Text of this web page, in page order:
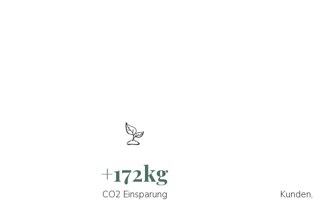
+172kg
CO2 Einsparung